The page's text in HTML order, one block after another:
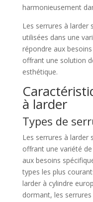
harmonieusement
Les serrures à larder
utilisées dans une
répondre aux
offrant une solution
esthétique.
à larder
Types de
Les serrures à larder
offrant une variété
aux besoins
types les plus
larder à cylindre
dormant, les